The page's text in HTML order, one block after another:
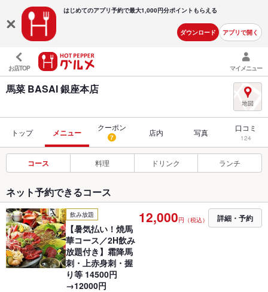
はじめてのアプリ予約で最大1,000円分ポイントもらえる
ダウンロード アプリで開く
お店TOP マイメニュー
馬菜 BASAI 銀座本店
トップ メニュー
クーポン
7 店内 写真 口コミ
124
コース 料理 ドリンク ランチ
ネット予約できるコース
飲み放題
【暑気払い！焼馬
華コース／2H飲み
放題付き】霜降馬
刺・上赤身刺・握
り等 14500円
→12000円
12,000円（税込） 詳細・予約